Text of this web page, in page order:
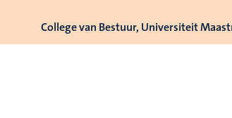
College van Bestuur, Universiteit